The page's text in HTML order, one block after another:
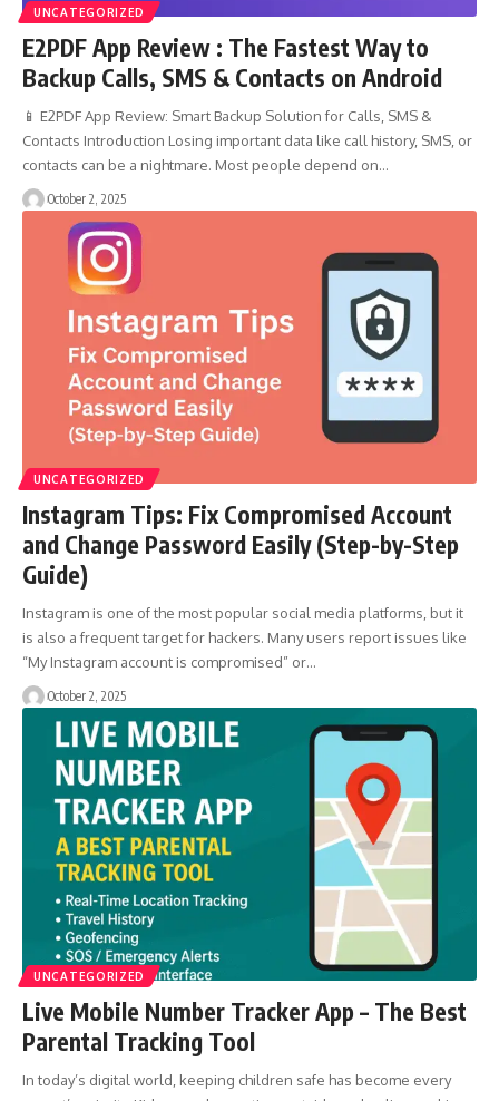
UNCATEGORIZED
E2PDF App Review : The Fastest Way to
Backup Calls, SMS & Contacts on Android
📱 E2PDF App Review: Smart Backup Solution for Calls, SMS &
Contacts Introduction Losing important data like call history, SMS, or
contacts can be a nightmare. Most people depend on…
October 2, 2025
UNCATEGORIZED
Instagram Tips: Fix Compromised Account
and Change Password Easily (Step-by-Step
Guide)
Instagram is one of the most popular social media platforms, but it
is also a frequent target for hackers. Many users report issues like
“My Instagram account is compromised” or…
October 2, 2025
UNCATEGORIZED
Live Mobile Number Tracker App – The Best
Parental Tracking Tool
In today’s digital world, keeping children safe has become every